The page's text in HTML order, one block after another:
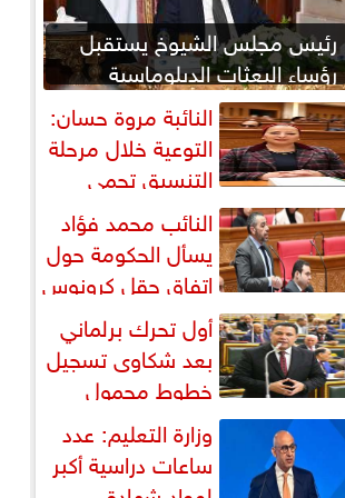
رئيس مجلس الشيوخ يستقبل
رؤساء البعثات الدبلوماسية
المصرية بالخارجالنائبة مروة حسان:
التوعية خلال مرحلة
التنسيق تحمي
من النصب الأكاديمي
النائب محمد فؤاد
يسأل الحكومة حول
اتفاق حقل كرونوس
أول تحرك برلماني
بعد شكاوى تسجيل
خطوط محمول
مواطنين دون علمهم
وزارة التعليم: عدد
ساعات دراسية أكبر